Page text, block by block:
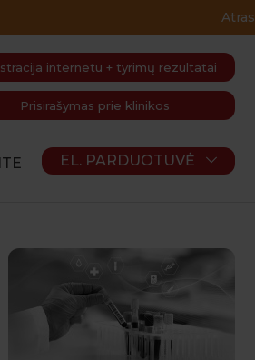
internetu + tyrimų rezultatai
Prisirašymas prie klinikos
EL. PARDUOTUVĖ